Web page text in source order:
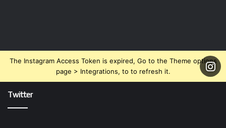
The Instagram Access Token is expired, Go to the Theme options
page > Integrations, to to refresh it.
Twitter